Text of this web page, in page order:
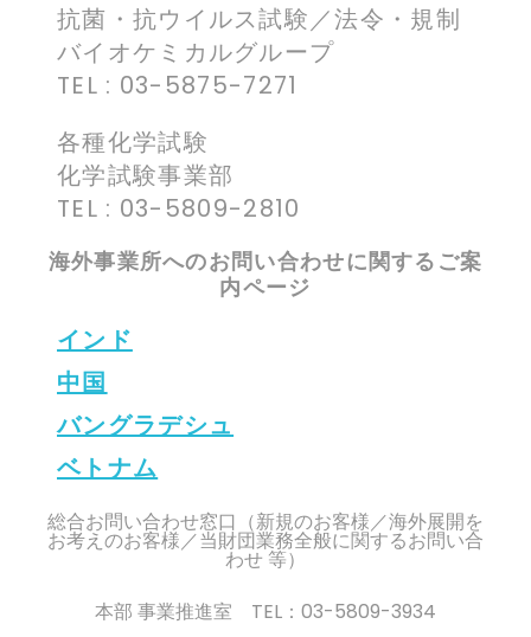
抗菌・抗ウイルス試験／法令・規制
バイオケミカルグループ
TEL : 03-5875-7271
各種化学試験
化学試験事業部
TEL : 03-5809-2810
海外事業所へのお問い合わせに関するご案
内ページ
インド
中国
バングラデシュ
ベトナム
総合お問い合わせ窓口（新規のお客様／海外展開を
お考えのお客様／当財団業務全般に関するお問い合
わせ 等）
本部 事業推進室 TEL：03-5809-3934